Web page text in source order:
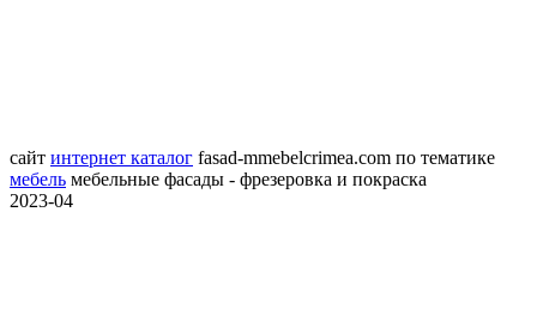
сайт интернет каталог fasad-mmebelcrimea.com по тематике
мебель мебельные фасады - фрезеровка и покраска
2023-04